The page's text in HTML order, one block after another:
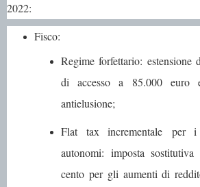
2022:
Fisco:
Regime forfettario: estensione
di accesso a 85.000 euro
antielusione;
Flat tax incrementale per i
autonomi: imposta
cento per gli aumenti di